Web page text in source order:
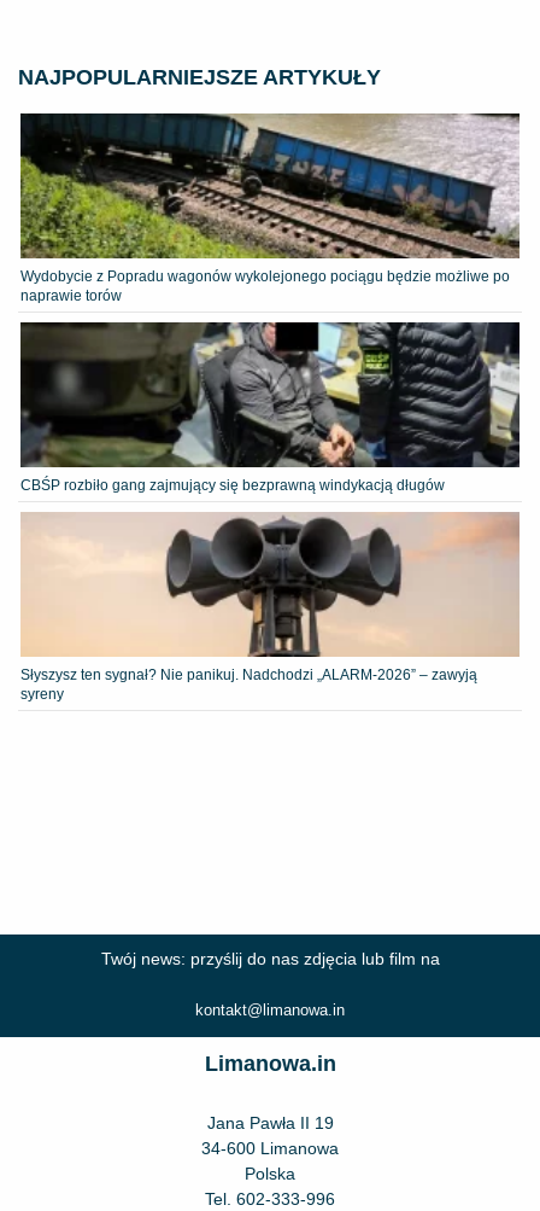
NAJPOPULARNIEJSZE ARTYKUŁY
Wydobycie z Popradu wagonów wykolejonego pociągu będzie możliwe po
naprawie torów
CBŚP rozbiło gang zajmujący się bezprawną windykacją długów
Słyszysz ten sygnał? Nie panikuj. Nadchodzi „ALARM-2026” – zawyją
syreny
Twój news: przyślij do nas zdjęcia lub film na
kontakt@limanowa.in
Limanowa.in
Jana Pawła II 19
34-600 Limanowa
Polska
Tel. 602-333-996